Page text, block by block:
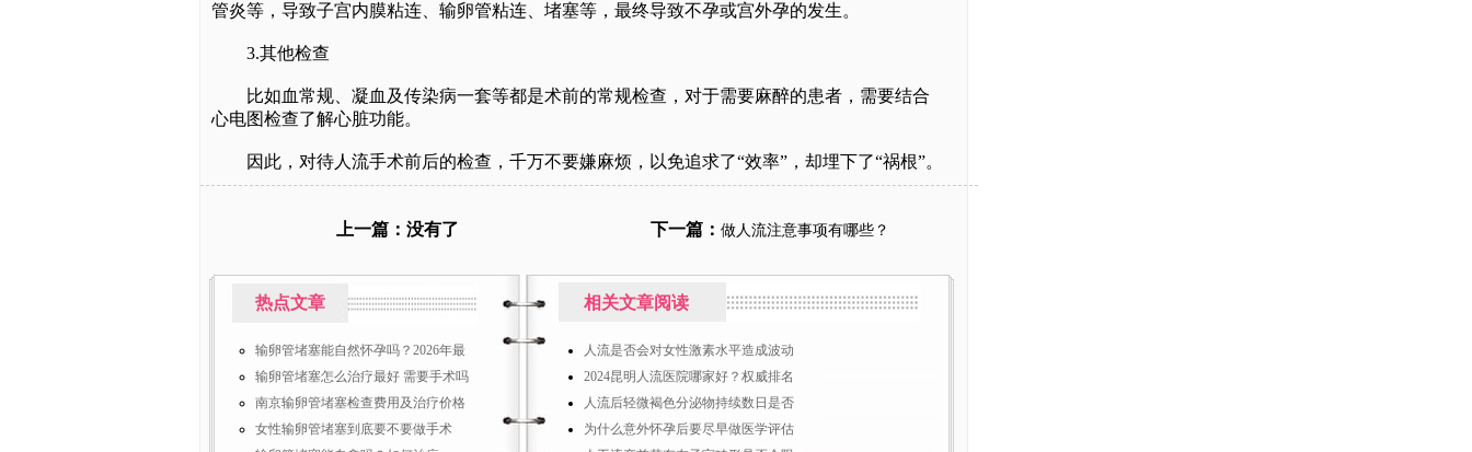
管炎等，导致子宫内膜粘连、输卵管粘连、堵塞等，最终导致不孕或宫外孕的发生。
3.其他检查
比如血常规、凝血及传染病一套等都是术前的常规检查，对于需要麻醉的患者，需要结合
心电图检查了解心脏功能。
因此，对待人流手术前后的检查，千万不要嫌麻烦，以免追求了“效率”，却埋下了“祸根”。
上一篇：没有了 下一篇： 做人流注意事项有哪些？
热点文章
输卵管堵塞能自然怀孕吗？2026年最
输卵管堵塞怎么治疗最好 需要手术吗
南京输卵管堵塞检查费用及治疗价格
女性输卵管堵塞到底要不要做手术
相关文章阅读
人流是否会对女性激素水平造成波动
2024昆明人流医院哪家好？权威排名
人流后轻微褐色分泌物持续数日是否
为什么意外怀孕后要尽早做医学评估